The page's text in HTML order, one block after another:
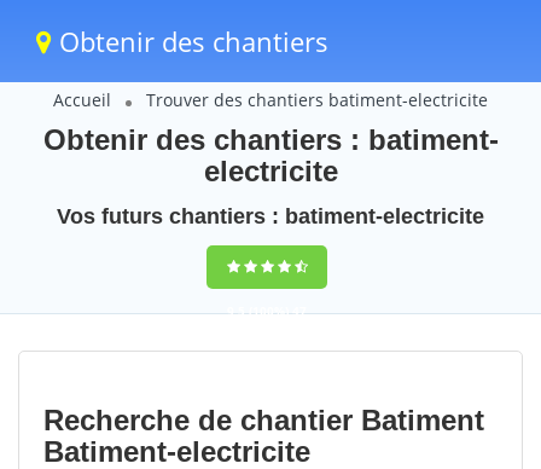
Obtenir des chantiers
Accueil Trouver des chantiers batiment-electricite
Obtenir des chantiers : batiment-
electricite
Vos futurs chantiers : batiment-electricite
9,5(100%)47
votes
Recherche de chantier Batiment
Batiment-electricite